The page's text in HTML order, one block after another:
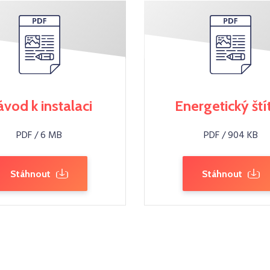
k instalaci
PDF / 6 MB
Stáhnout
Energetický
PDF / 904 KB
Stáhnout